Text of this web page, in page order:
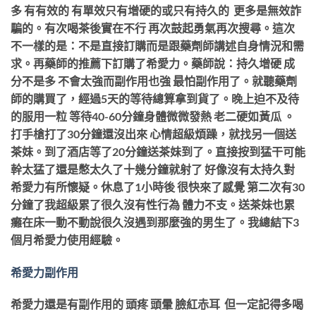
多 有有效的 有單效只有增硬的或只有持久的 更多是無效詐
騙的。有次喝茶後實在不行 再次鼓起勇氣再次搜尋。這次
不一樣的是：不是直接訂購而是跟藥劑師講述自身情況和需
求。再藥師的推薦下訂購了希愛力。藥師說：持久增硬 成
分不是多 不會太強而副作用也強 最怕副作用了。就聽藥劑
師的購買了，經過5天的等待總算拿到貨了。晚上迫不及待
的服用一粒 等待40-60分鐘身體微微發熱 老二硬如黃瓜 。
打手槍打了30分鐘還沒出來 心情超級煩躁，就找另一個送
茶妹。到了酒店等了20分鐘送茶妹到了。直接按到猛干可能
幹太猛了還是憋太久了十幾分鐘就射了 好像沒有太持久對
希愛力有所懷疑。休息了1小時後 很快來了感覺 第二次有30
分鐘了我超級累了很久沒有性行為 體力不支。送茶妹也累
癱在床一動不動說很久沒遇到那麼強的男生了。我總結下3
個月希愛力使用經驗。
希愛力副作用
希愛力還是有副作用的 頭疼 頭暈 臉紅赤耳 但一定記得多喝